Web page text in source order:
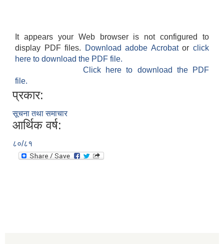
It appears your Web browser is not configured to
display PDF files.
Download adobe Acrobatorclick
here to download the PDF file.
Click here to download the PDF
file.
प्रकार:
सूचना तथा समाचार
आर्थिक वर्ष:
८०/८१